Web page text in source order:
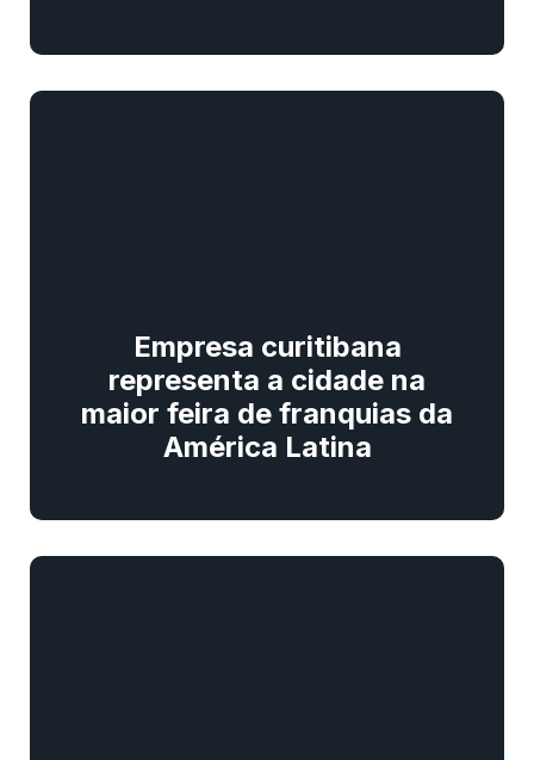
Empresa curitibana
representa a cidade na
maior feira de franquias da
América Latina